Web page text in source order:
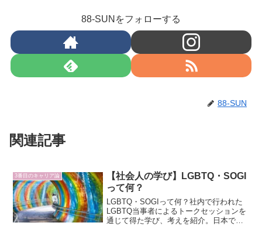
88-SUNをフォローする
88-SUN
関連記事
3番目のキャリア論
【社会人の学び】LGBTQ・SOGI
って何？
LGBTQ・SOGIって何？社内で行われた
LGBTQ当事者によるトークセッションを
通じて得た学び、考えを紹介。日本では